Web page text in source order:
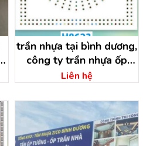
trần nhựa tại bình dương,
công ty trần nhựa ốp
tường nhựa
Liên hệ